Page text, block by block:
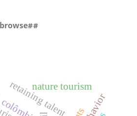
retaining talent
nature tourism